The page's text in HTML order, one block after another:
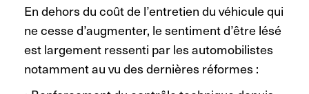
En dehors du coût de l’entretien du véhicule qui
ne cesse d’augmenter, le sentiment d’être lésé
est largement ressenti par les automobilistes
notamment au vu des dernières réformes :